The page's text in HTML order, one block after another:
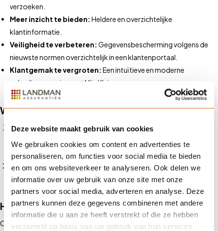
Deze website maakt gebruik van cookies
We gebruiken cookies om content en advertenties te
personaliseren, om functies voor social media te bieden
en om ons websiteverkeer te analyseren. Ook delen we
informatie over uw gebruik van onze site met onze
partners voor social media, adverteren en analyse. Deze
partners kunnen deze gegevens combineren met andere
informatie die u aan ze heeft verstrekt of die ze hebben
verzameld op basis van uw gebruik van hun services.
verzoeken.
Meer inzicht te bieden: Heldere en overzichtelijke
klantinformatie.
Veiligheid te verbeteren: Gegevensbescherming volgens de
nieuwste normen overzichtelijk in een klantenportaal.
Klantgemak te vergroten: Een intuïtieve en moderne
gebruikerservaring met Mijn Kluis.
Wat moet je doen?
Wil je toegang tot Mijn Kluis? Vraag eenvoudig je inloggegevens
aan door
een mail te sturen
of neem contact op met je vaste
adviseur.
Maak je geen zorgen over de oude Digitale Polismap; wij hebben
de overstap al voor je geregeld.
Hulp nodig?
Ons team staat klaar om je te helpen met deze overstap. Of het nu